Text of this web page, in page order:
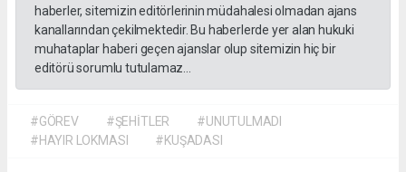
haberler, sitemizin editörlerinin müdahalesi olmadan ajans
kanallarından çekilmektedir. Bu haberlerde yer alan hukuki
muhataplar haberi geçen ajanslar olup sitemizin hiç bir
editörü sorumlu tutulamaz...
#GÖREV #ŞEHİTLER
#UNUTULMADI
#HAYIR LOKMASI
#KUŞADASI